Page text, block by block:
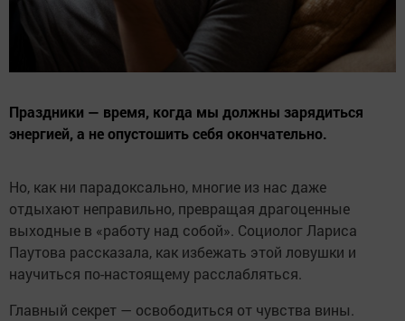
Праздники — время, когда мы должны зарядиться
энергией, а не опустошить себя окончательно.
Но, как ни парадоксально, многие из нас даже
отдыхают неправильно, превращая драгоценные
выходные в «работу над собой». Социолог Лариса
Паутова рассказала, как избежать этой ловушки и
научиться по-настоящему расслабляться.
Главный секрет — освободиться от чувства вины.